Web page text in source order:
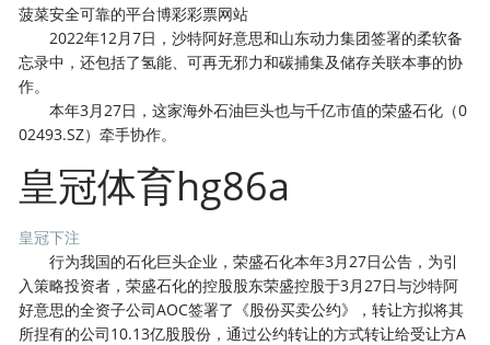
菠菜安全可靠的平台博彩彩票网站
2022年12月7日，沙特阿好意思和山东动力集团签署的柔软备
忘录中，还包括了氢能、可再无邪力和碳捕集及储存关联本事的协
作。
本年3月27日，这家海外石油巨头也与千亿市值的荣盛石化（0
02493.SZ）牵手协作。
皇冠体育hg86a
皇冠下注
行为我国的石化巨头企业，荣盛石化本年3月27日公告，为引
入策略投资者，荣盛石化的控股股东荣盛控股于3月27日与沙特阿
好意思的全资子公司AOC签署了《股份买卖公约》，转让方拟将其
所捏有的公司10.13亿股股份，通过公约转让的方式转让给受让方A